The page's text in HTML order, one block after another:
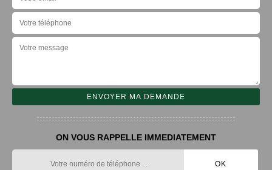
ON VOUS RAPPELLE IMMEDIATEMENT